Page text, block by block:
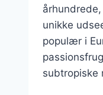
unikke
populær i
subtropiske